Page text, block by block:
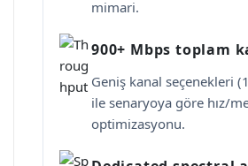
mimari.
900+ Mbps toplam
Geniş kanal seçenekleri
ile senaryoya göre hız/
optimizasyonu.